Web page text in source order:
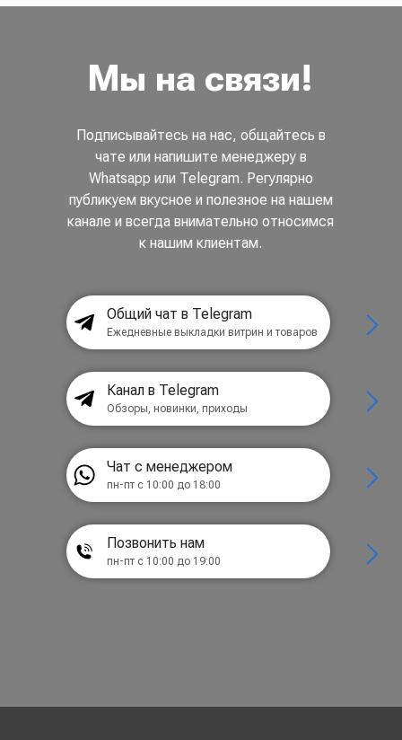
Мы на связи!
Подписывайтесь на нас, общайтесь в
чате или напишите менеджеру в
Whatsapp или Telegram. Регулярно
публикуем вкусное и полезное на нашем
канале и всегда внимательно относимся
к нашим клиентам.
Общий чат в Telegram
Ежедневные выкладки витрин и товаров
Канал в Telegram
Обзоры, новинки, приходы
Чат с менеджером
пн-пт с 10:00 до 18:00
Позвонить нам
пн-пт с 10:00 до 19:00